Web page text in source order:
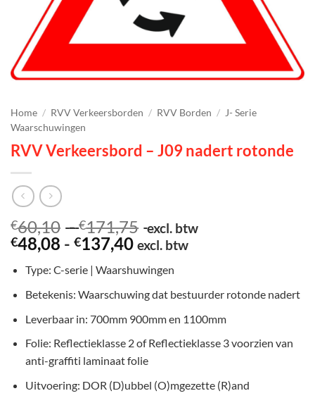
Home / RVV Verkeersborden / RVV Borden /
J- Serie
Waarschuwingen
RVV Verkeersbord – J09 nadert rotonde
€60,10 - €171,75 Prijsklasse:
€60,10
€171,75
excl. btw
€48,08 - €137,40Prijsklasse:
tot
€137,40
excl. btw
Type: C-serie | Waarshuwingen
Betekenis: Waarschuwing dat bestuurder rotonde nadert
Leverbaar in: 700mm 900mm en 1100mm
Folie: Reflectieklasse 2 of Reflectieklasse 3 voorzien van
anti-graffiti laminaat folie
Uitvoering: DOR (D)ubbel (O)mgezette (R)and